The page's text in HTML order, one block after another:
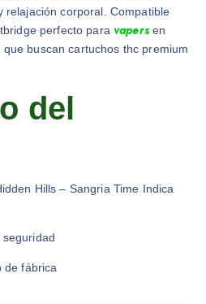
relajación corporal. Compatible
perfecto paravapersen
buscan cartuchos thc premium
del
Hills – Sangria Time Indica
de fábrica